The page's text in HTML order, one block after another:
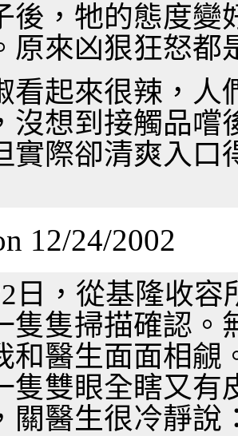
後，牠的態度變
原來凶狠狂怒
看起來很辣，人
沒想到接觸品嚐
實際卻清爽入口
12/24/2002
日，從基隆收
隻隻掃描確認。
和醫生面面相覦
隻雙眼全瞎又有
關醫生很冷靜說